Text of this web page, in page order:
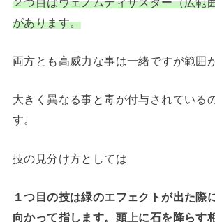
があります。
両方とも高威力な事は一緒ですが範囲
大きく異なる事と毒が付与されている
す。
技の見分け方としては
１つ目の技は緑のエフェクトが出た際
向かって指します。頭上に石を降らす